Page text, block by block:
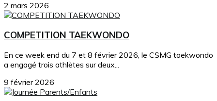
2 mars 2026
COMPETITION TAEKWONDO
En ce week end du 7 et 8 février 2026, le CSMG taekwondo
a engagé trois athlètes sur deux...
9 février 2026